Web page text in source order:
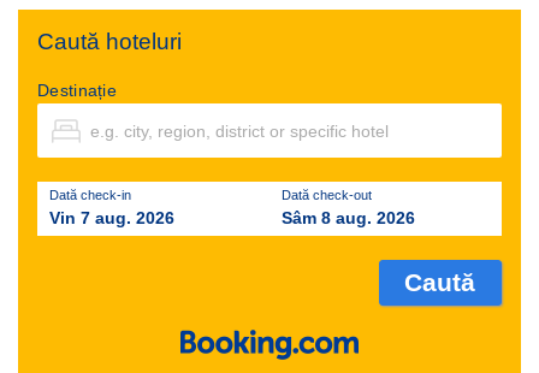
Caută hoteluri
Destinație
Dată check-in
Vin 7 aug. 2026
Dată check-out
Sâm 8 aug. 2026